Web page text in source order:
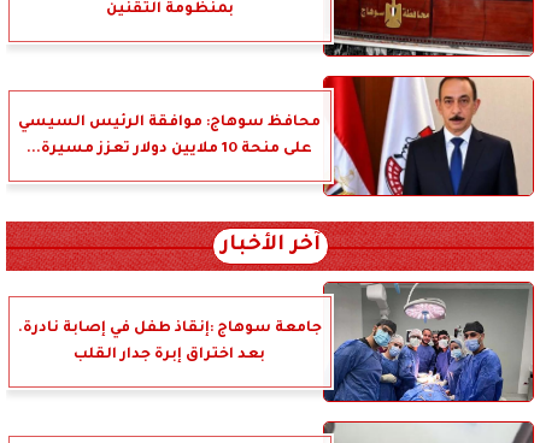
بمنظومة التقنين
محافظ سوهاج: موافقة الرئيس السيسي
على منحة 10 ملايين دولار تعزز مسيرة...
آخر الأخبار
جامعة سوهاج :إنقاذ طفل في إصابة نادرة.
بعد اختراق إبرة جدار القلب